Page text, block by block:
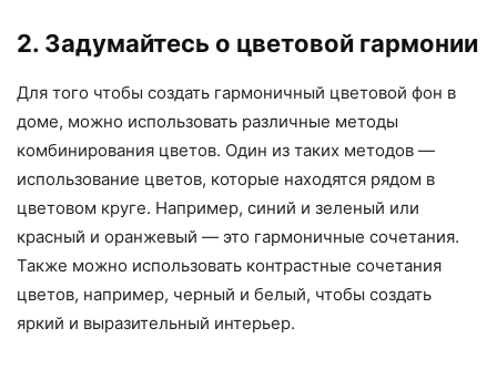
2. Задумайтесь о цветовой гармонии
Для того чтобы создать гармоничный цветовой фон в
доме, можно использовать различные методы
комбинирования цветов. Один из таких методов —
использование цветов, которые находятся рядом в
цветовом круге. Например, синий и зеленый или
красный и оранжевый — это гармоничные сочетания.
Также можно использовать контрастные сочетания
цветов, например, черный и белый, чтобы создать
яркий и выразительный интерьер.